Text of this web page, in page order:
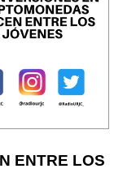
ENTRE LOS